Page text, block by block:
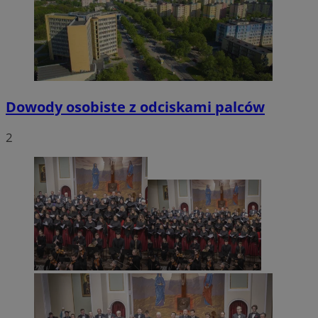
Dowody osobiste z odciskami palców
2
YouTube
.youtube.com
CookieScriptConsent
CookieScript
mojetychy.pl
4 tygodnie 2